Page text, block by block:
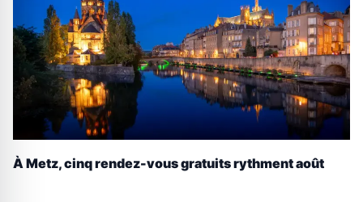
À Metz, cinq rendez-vous gratuits rythment août